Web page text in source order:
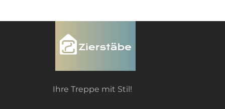
Ihre Treppe mit Stil!